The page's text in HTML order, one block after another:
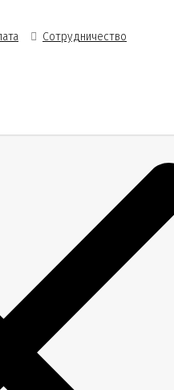
Сотрудничество